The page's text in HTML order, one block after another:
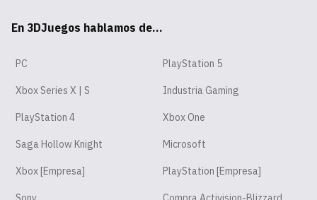
pp
ok
En 3DJuegos hablamos de...
PC PlayStation 5
Xbox Series X | S Industria Gaming
PlayStation 4 Xbox One
Saga Hollow Knight Microsoft
Xbox [Empresa] PlayStation [Empresa]